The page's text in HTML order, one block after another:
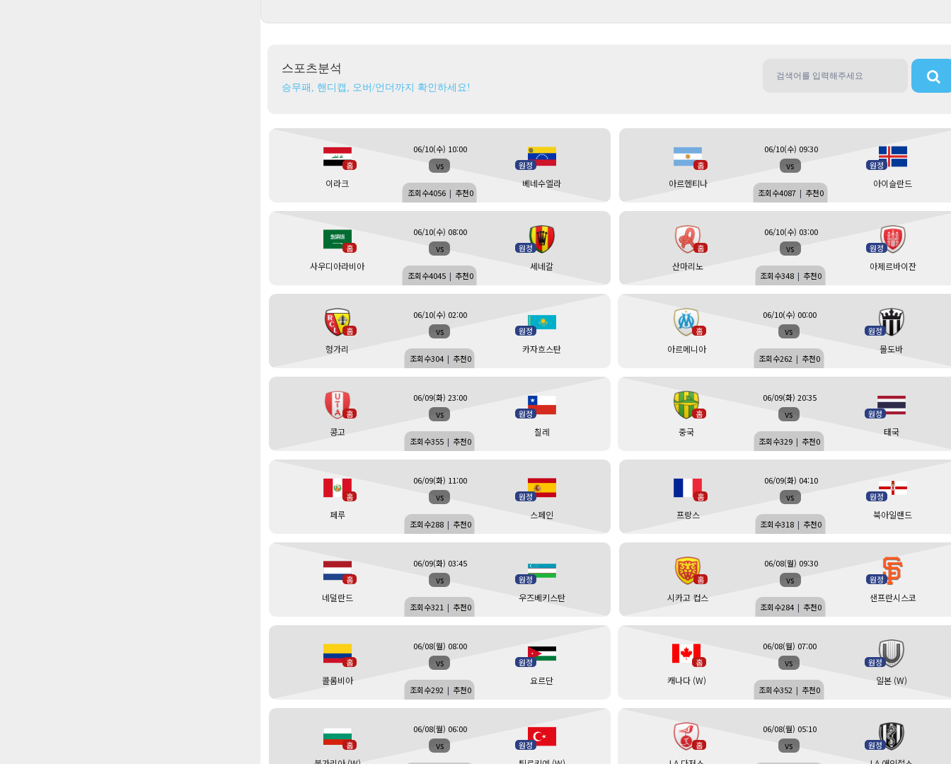
스포츠분석
승무패, 핸디캡, 오버/언더까지 확인하세요!
홈
이라크
vs 원정
베네수엘라
06/10(수) 10:00
조회수4056 | 추천0
홈
아르헨티나
vs 원정
아이슬란드
06/10(수) 09:30
조회수4087 | 추천0
홈
사우디아라비아
vs 원정
세네갈
06/10(수) 08:00
조회수4045 | 추천0
홈
산마리노
vs 원정
아제르바이잔
06/10(수) 03:00
조회수348 | 추천0
홈
헝가리
vs 원정
카자흐스탄
06/10(수) 02:00
조회수304 | 추천0
홈
아르메니아
vs 원정
몰도바
06/10(수) 00:00
조회수262 | 추천0
홈
콩고
vs 원정
칠레
06/09(화) 23:00
조회수355 | 추천0
홈
중국
vs 원정
태국
06/09(화) 20:35
조회수329 | 추천0
홈
페루
vs 원정
스페인
06/09(화) 11:00
조회수288 | 추천0
홈
프랑스
vs 원정
북아일랜드
06/09(화) 04:10
조회수318 | 추천0
홈
네덜란드
vs 원정
우즈베키스탄
06/09(화) 03:45
조회수321 | 추천0
홈
시카고 컵스
vs 원정
샌프란시스코
06/08(월) 09:30
조회수284 | 추천0
홈
콜롬비아
vs 원정
요르단
06/08(월) 08:00
조회수292 | 추천0
홈
캐나다 (W)
vs 원정
일본 (W)
06/08(월) 07:00
조회수352 | 추천0
홈 vs 원정
06/08(월) 06:00
홈
vs 원정
06/08(월) 05:10